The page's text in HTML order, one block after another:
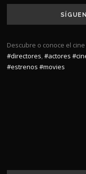
Descubre o conoce el
#directores,#actores
#estrenos #movies